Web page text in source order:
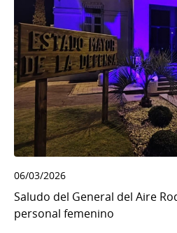
06/03/2026
Saludo del General del Aire
personal femenino